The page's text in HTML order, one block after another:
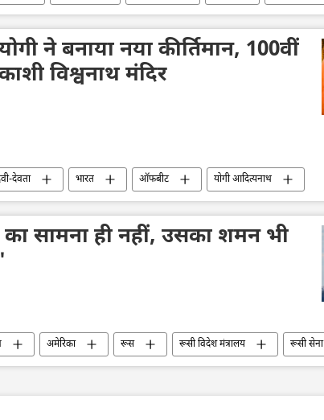
निर्यात
ने बनाया नया कीर्तिमान, 100वीं
विश्वनाथ मंदिर
देवता भारत ऑफबीट योगी आदित्यनाथ
सामना ही नहीं, उसका शमन भी
अमेरिका रूस रूसी विदेश मंत्रालय रूसी सेना